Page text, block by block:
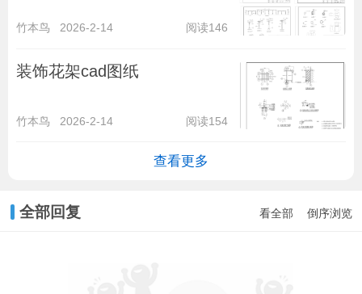
竹本鸟 2026-2-14 阅读146
装饰花架cad图纸
竹本鸟 2026-2-14 阅读154
查看更多
全部回复 看全部 倒序浏览